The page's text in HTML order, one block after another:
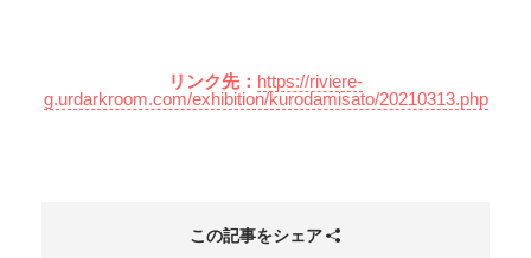
リンク先： https://riviere-
g.urdarkroom.com/exhibition/kurodamisato/20210313.php
この記事をシェア